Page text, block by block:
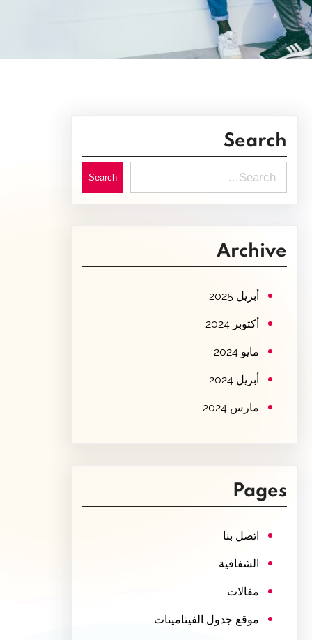
Search
e
c
Search
Archive
أبريل 2025
أكتوبر 2024
مايو 2024
أبريل 2024
مارس 2024
Pages
اتصل بنا
الشفافية
مقالات
موقع جدول الفيتامينات